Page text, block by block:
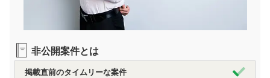
非公開案件とは
掲載直前のタイムリーな案件